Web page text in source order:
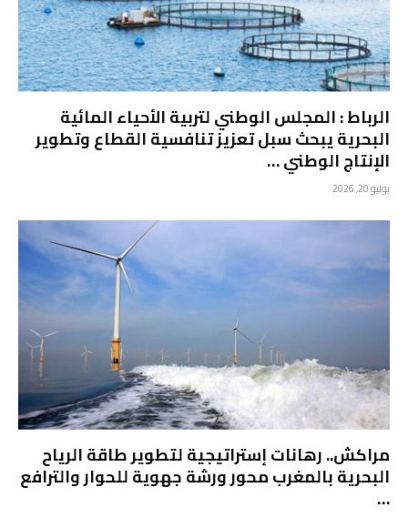
الرباط : المجلس الوطني لتربية الأحياء المائية
البحرية يبحث سبل تعزيز تنافسية القطاع وتطوير
الإنتاج الوطني …
يوليو 20, 2026
مراكش.. رهانات إستراتيجية لتطوير طاقة الرياح
البحرية بالمغرب محور ورشة جهوية للحوار والترافع
…